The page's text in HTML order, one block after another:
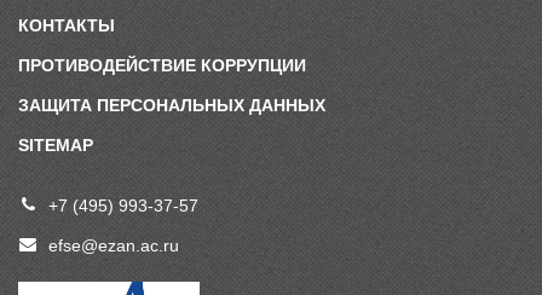
КОНТАКТЫ
ПРОТИВОДЕЙСТВИЕ КОРРУПЦИИ
ЗАЩИТА ПЕРСОНАЛЬНЫХ ДАННЫХ
SITEMAP
+7 (495) 993-37-57
efse@ezan.ac.ru